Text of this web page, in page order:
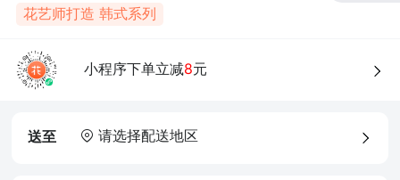
花艺师打造 韩式系列
小程序下单立减8元
送至 请选择配送地区